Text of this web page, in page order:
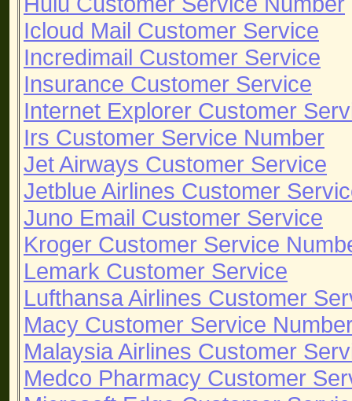
Icloud Mail Customer Service
Incredimail Customer Service
Insurance Customer Service
Internet Explorer Customer
Irs Customer Service Number
Jet Airways Customer Service
Jetblue Airlines Customer
Juno Email Customer Service
Kroger Customer Service
Lemark Customer Service
Lufthansa Airlines Customer
Macy Customer Service
Malaysia Airlines Customer
Medco Pharmacy Customer